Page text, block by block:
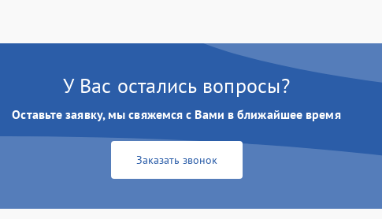
У Вас остались вопросы?
Оставьте заявку, мы свяжемся с Вами в ближайшее время
Заказать звонок